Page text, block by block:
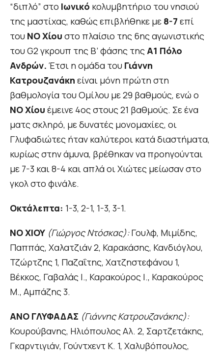
“διπλό” στο Ιωνικό κολυμβητήριο του νησιού
της μαστίχας, καθώς επιβλήθηκε με 8-7 επί
του ΝΟ Χίου στο πλαίσιο της 6ης αγωνιστικής
του G2 γκρουπ της Β’ φάσης τηςΑ1 Πόλο
Ανδρών. Έτσι η ομάδα του Γιάννη
Κατρουζανάκη είναι μόνη πρώτη στη
βαθμολογία του Ομίλου με 29 βαθμούς, ενώ ο
ΝΟ Χίου έμεινε 4ος στους 21 βαθμούς. Σε ένα
ματς σκληρό, με δυνατές μονομαχίες, οι
Γλυφαδιώτες ήταν καλύτεροι κατά διαστήματα,
κυρίως στην άμυνα, βρέθηκαν να προηγούνται
με 7-3 και 8-4 και απλά οι Χιώτες μείωσαν στο
γκολ στο φινάλε.
Οκτάλεπτα: 1-3, 2-1, 1-3, 3-1.
ΝΟ ΧΙΟΥ (Γιώργος Ντόσκας):Γουλφ, Μιμίδης,
Παππάς, Χαλατζιάν 2, Καρακάσης, Κανδιόγλου,
Τζώρτζης 1, Παζαΐτης, Χατζηστεφάνου 1,
Βέκκος, Γαβαλάς Ι., Καρακούρος Ι., Καρακούρος
Μ., Αμπάζης 3.
ΑΝΟ ΓΛΥΦΑΔΑΣ (Γιάννης Κατρουζανάκης):
Κουρούβανης, Ηλιόπουλος Αλ. 2, Σαρτζετάκης,
Γκαρντιγιάν, Γούντχεντ Κ. 1, Χαλυβόπουλος,